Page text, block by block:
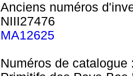
Anciens numéros
NIII27476
MA12625
Numéros de catalogue